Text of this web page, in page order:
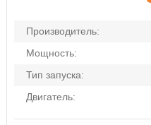
Производитель:
Мощность:
Тип запуска:
Двигатель: